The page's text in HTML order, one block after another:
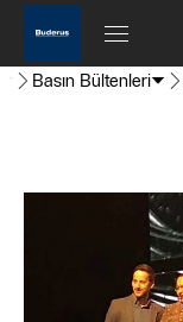
Basın Bültenleri